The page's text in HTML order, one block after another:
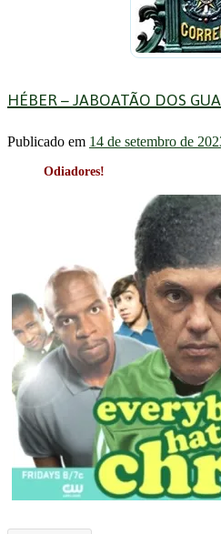
HÉBER – JABOATÃO DOS
Publicado em 14 de setembro de
Odiadores!